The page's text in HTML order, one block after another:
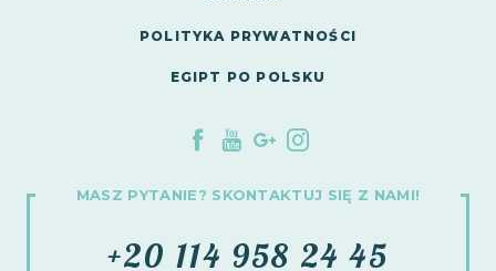
POLITYKA PRYWATNOŚCI
EGIPT PO POLSKU
MASZ PYTANIE? SKONTAKTUJ SIĘ Z NAMI!
+20 114 958 24 45